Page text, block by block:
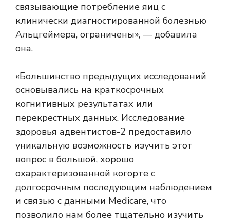
связывающие потребление яиц с
клинически диагностированной болезнью
Альцгеймера, ограничены», — добавила
она.
«Большинство предыдущих исследований
основывались на краткосрочных
когнитивных результатах или
перекрестных данных. Исследование
здоровья адвентистов-2 предоставило
уникальную возможность изучить этот
вопрос в большой, хорошо
охарактеризованной когорте с
долгосрочным последующим наблюдением
и связью с данными Medicare, что
позволило нам более тщательно изучить